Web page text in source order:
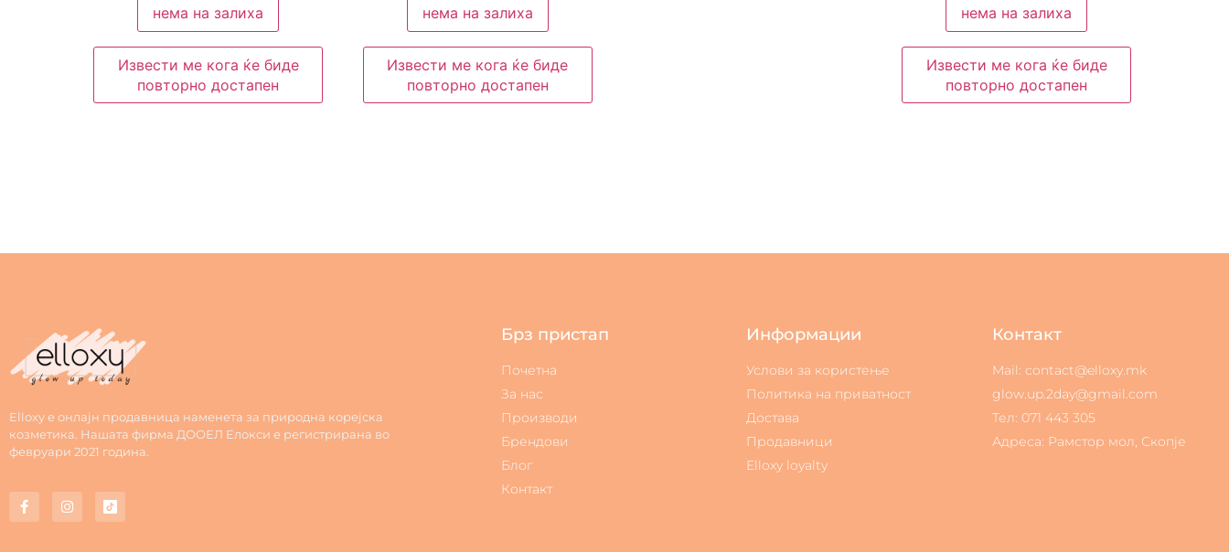
нема на залиха
Извести ме кога ќе биде
повторно достапен
нема на залиха
Извести ме кога ќе биде
повторно достапен
нема на залиха
Извести ме кога ќе биде
повторно достапен
Elloxy е онлајн продавница наменета за природна корејска
козметика. Нашата фирма ДООЕЛ Елокси е регистрирана во
февруари 2021 година.
Брз пристап
Почетна
За нас
Производи
Брендови
Блог
Контакт
Информации
Услови за користење
Политика на приватност
Достава
Продавници
Elloxy loyalty
Контакт
Mail: contact@elloxy.mk
glow.up.2day@gmail.com
Тел: 071 443 305
Адреса: Рамстор мол, Скопје